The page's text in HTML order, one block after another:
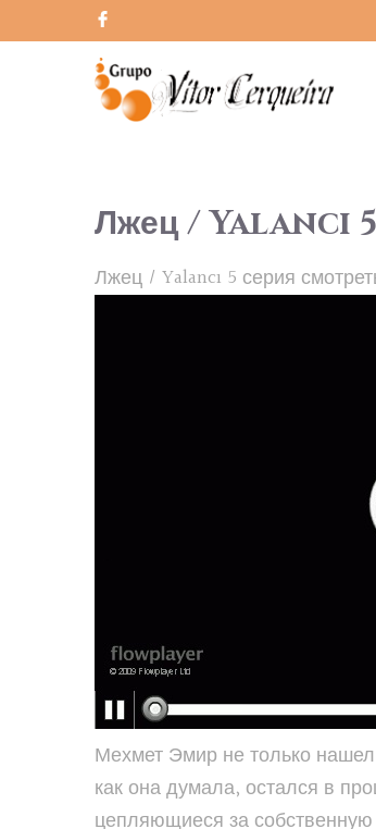
Лжец / Yalancı 5
Лжец / Yalancı 5 серия
Мехмет Эмир не только
как она думала, остался в
цепляющиеся за